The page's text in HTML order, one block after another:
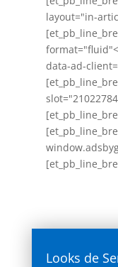
layout="in-
data-ad-
Looks de